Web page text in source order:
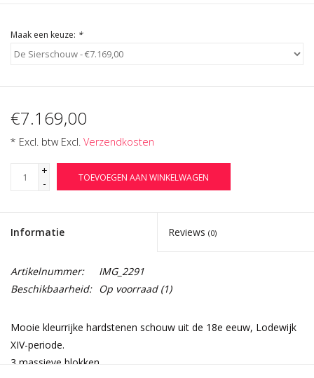
Maak een keuze: *
€7.169,00
* Excl. btw Excl. Verzendkosten
+
-
TOEVOEGEN AAN WINKELWAGEN
Informatie Reviews (0)
Artikelnummer:
IMG_2291
Beschikbaarheid: Op voorraad(1)
Mooie kleurrijke hardstenen schouw uit de 18e eeuw, Lodewijk
XIV-periode.
3 massieve blokken.